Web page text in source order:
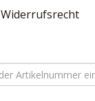
Widerrufsrecht